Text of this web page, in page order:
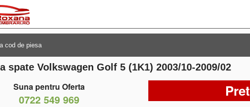
spate Volkswagen Golf 5 (1K1) 2003/10-2009/02
Suna pentru Oferta
0722 549 969 Pret